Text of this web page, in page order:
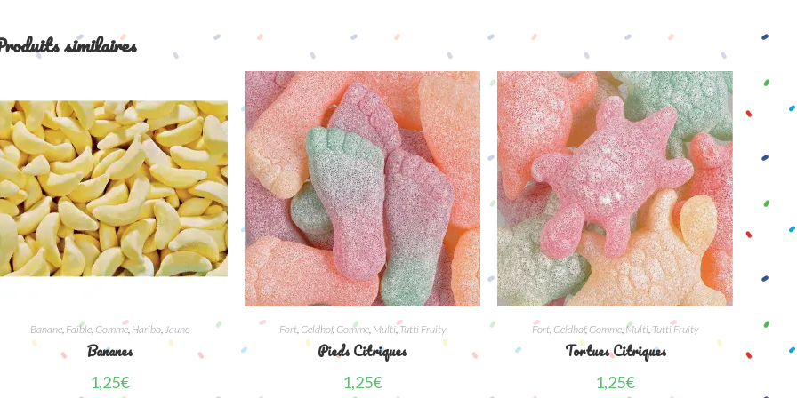
similaires
Banane, Faible, Gomme, Haribo,Jaune
Bananes
1,25€
Fort, Geldhof, Gomme, Multi,Tutti Fruity
Pieds Citriques
1,25€
Fort, Geldhof, Gomme, Multi, Tutti Fruity
Tortues Citriques
1,25€